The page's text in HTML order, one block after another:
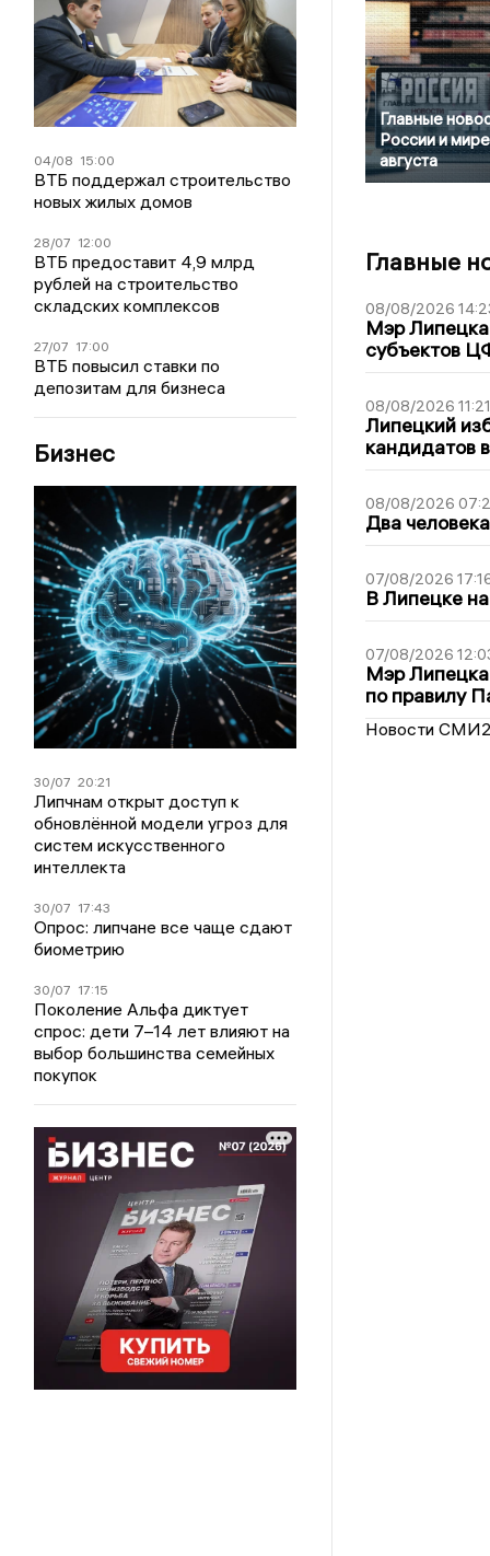
04/08 15:00
ВТБ поддержал строительство
новых жилых домов
28/07 12:00
ВТБ предоставит 4,9 млрд
рублей на строительство
складских комплексов
27/07 17:00
ВТБ повысил ставки по
депозитам для бизнеса
Бизнес
30/07 20:21
Липчнам открыт доступ к
обновлённой модели угроз для
систем искусственного
интеллекта
30/07 17:43
Опрос: липчане все чаще сдают
биометрию
30/07 17:15
Поколение Альфа диктует
спрос: дети 7–14 лет влияют на
выбор большинства семейных
покупок
Главные
России и
августа
Главные
08/08/2026
Мэр Липецка
субъектов
08/08/2026 11:21
Липецкий
кандидатов
08/08/2026
Два
07/08/2026
В Липецке
07/08/2026
Мэр
по правилу
Новости СМИ2